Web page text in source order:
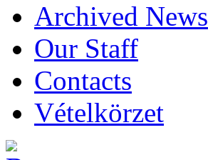
Archived News
Our Staff
Contacts
Vételkörzet